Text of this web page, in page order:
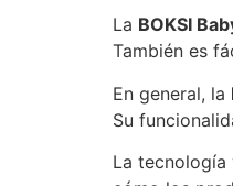
La BOKSI
También es
En general, la
Su
La tecnología